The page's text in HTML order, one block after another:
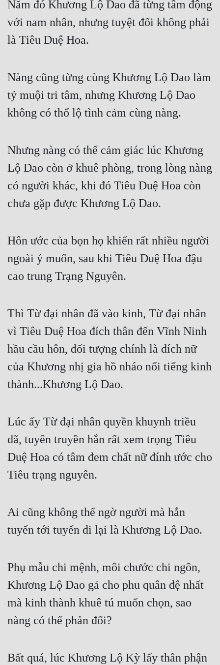
Năm đó Khương Lộ Dao đã từng tâm động
với nam nhân, nhưng tuyệt đối không phải
là Tiêu Duệ Hoa.
Nàng cũng từng cùng Khương Lộ Dao làm
tỷ muội tri tâm, nhưng Khương Lộ Dao
không có thổ lộ tình cảm cùng nàng.
Nhưng nàng có thể cảm giác lúc Khương
Lộ Dao còn ở khuê phòng, trong lòng nàng
có người khác, khi đó Tiêu Duệ Hoa còn
chưa gặp được Khương Lộ Dao.
Hôn ước của bọn họ khiến rất nhiều người
ngoài ý muốn, sau khi Tiêu Duệ Hoa đậu
cao trung Trạng Nguyên.
Thì Từ đại nhân đã vào kinh, Từ đại nhân
vì Tiêu Duệ Hoa đích thân đến Vĩnh Ninh
hầu cầu hôn, đối tượng chính là đích nữ
của Khương nhị gia hồ nháo nổi tiếng kinh
thành...Khương Lộ Dao.
Lúc ấy Từ đại nhân quyền khuynh triều
dã, tuyên truyền hắn rất xem trọng Tiêu
Duệ Hoa có tâm đem chất nữ đính ước cho
Tiêu trạng nguyên.
Ai cũng không thể ngờ người mà hắn
tuyển tới tuyển đi lại là Khương Lộ Dao.
Phụ mẫu chi mệnh, môi chước chi ngôn,
Khương Lộ Dao gả cho phu quân đệ nhất
mà kinh thành khuê tú muốn chọn, sao
nàng có thể phản đối?
Bất quá, lúc Khương Lộ Kỳ lấy thân phận